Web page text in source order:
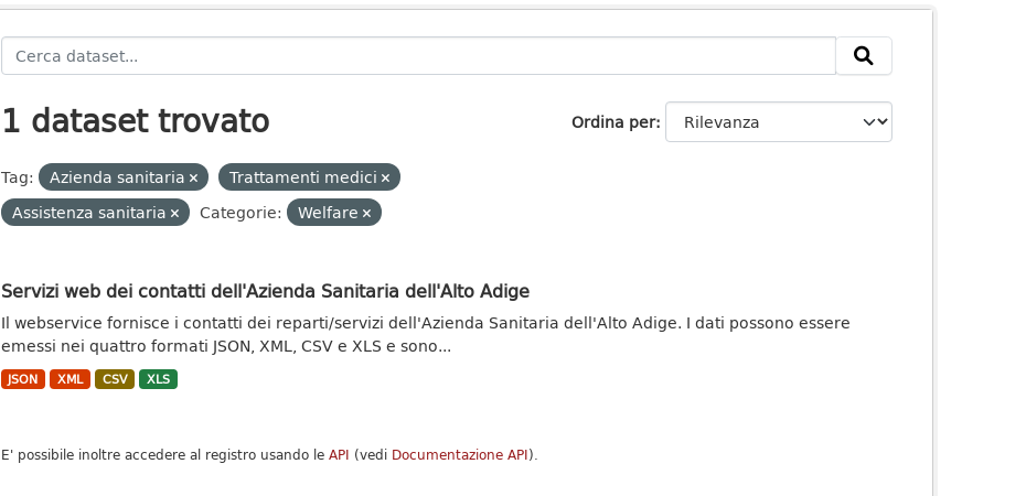
Ordina per
1 dataset trovato
Tag: Azienda sanitaria
Trattamenti medici
Assistenza sanitaria
Categorie: Welfare
Servizi web dei contatti dell'Azienda Sanitaria dell'Alto Adige
Il webservice fornisce i contatti dei reparti/servizi dell'Azienda Sanitaria dell'Alto Adige. I dati possono essere
emessi nei quattro formati JSON, XML, CSV e XLS e sono...
JSON XML CSV XLS
E' possibile inoltre accedere al registro usando le API (vedi Documentazione API).